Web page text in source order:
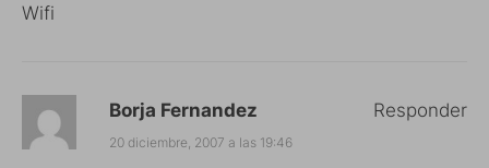
Wifi
Borja Fernandez
20 diciembre, 2007 a las 19:46
Responder